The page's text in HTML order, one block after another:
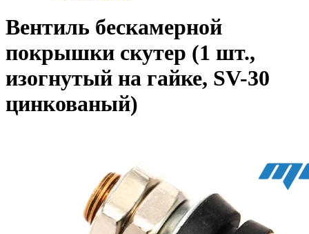
Вентиль бескамерной
покрышки скутер (1 шт.,
изогнутый на гайке, SV-30
цинкованый)